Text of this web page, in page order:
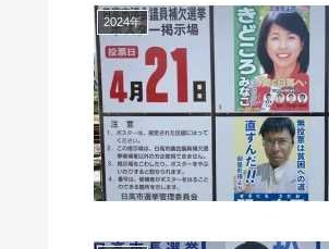
2024年